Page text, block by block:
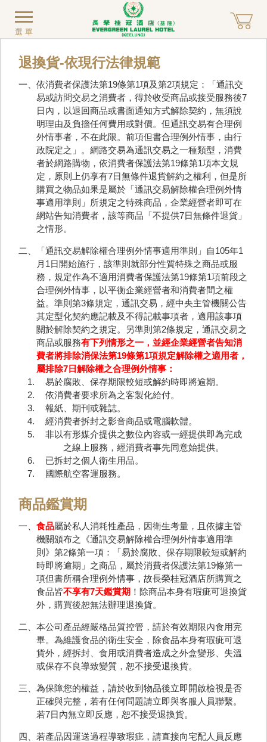
選單
退換貨-依現行法律規範
一、依消費者保護法第19條第1項及第2項規定：「通訊交
易或訪問交易之消費者，得於收受商品或接受服務後7
日內，以退回商品或書面通知方式解除契約，無須說
明理由及負擔任何費用或對價。但通訊交易有合理例
外情事者，不在此限。前項但書合理例外情事，由行
政院定之」。網路交易為通訊交易之一種類型，消費
者於網路購物，依消費者保護法第19條第1項本文規
定，原則上仍享有7日無條件退貨解約之權利，但是所
購買之物品如果是屬於「通訊交易解除權合理例外情
事適用準則」所規定之特殊商品，企業經營者即可在
網站告知消費者，該等商品「不提供7日無條件退貨」
之情形。
二、「通訊交易解除權合理例外情事適用準則」自105年1
月1日開始施行，該準則就部分性質特殊之商品或服
務，規定作為不適用消費者保護法第19條第1項前段之
合理例外情事，以平衡企業經營者和消費者間之權
益。準則第3條規定，通訊交易，經中央主管機關公告
其定型化契約應記載及不得記載事項者，適用該事項
關於解除契約之規定。另準則第2條規定，通訊交易之
商品或服務有下列情形之一，並經企業經營者告知消
費者將排除消保法第19條第1項規定解除權之適用者，
屬排除7日解除權之合理例外情事：
易於腐敗、保存期限較短或解約時即將逾期。
依消費者要求所為之客製化給付。
報紙、期刊或雜誌。
經消費者拆封之影音商品或電腦軟體。
非以有形媒介提供之數位內容或一經提供即為完成
之線上服務，經消費者事先同意始提供。
已拆封之個人衛生用品。
國際航空客運服務。
商品鑑賞期
一、 食品屬於私人消耗性產品，因衛生考量，且依據主管
機關頒布之《通訊交易解除權合理例外情事適用準
則》第2條第一項：「易於腐敗、保存期限較短或解約
時即將逾期」之商品，屬於消費者保護法第19條第一
項但書所稱合理例外情事，故長榮桂冠酒店所購買之
食品皆不享有7天鑑賞期 ！除商品本身有瑕疵可退換貨
外，購買後恕無法辦理退換貨。
二、本公司產品經嚴格品質控管，請於有效期限內食用完
畢。為維護食品的衛生安全，除食品本身有瑕疵可退
貨外，經拆封、食用或消費者造成之外盒變形、失溫
或保存不良導致變質，恕不接受退換貨。
三、為保障您的權益，請於收到物品後立即開啟檢視是否
正確與完整，若有任何問題請立即與客服人員聯繫。
若7日內無立即反應，恕不接受退換貨。
四、若產品因運送過程導致瑕疵，請直接向宅配人員反應